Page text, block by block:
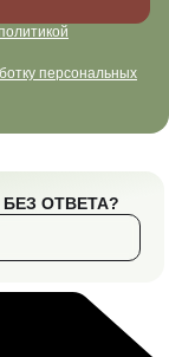
персональных
ОТВЕТА?